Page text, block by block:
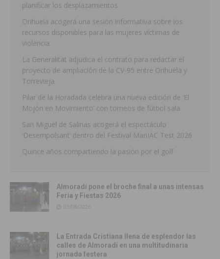
planificar los desplazamientos
Orihuela acogerá una sesión informativa sobre los
recursos disponibles para las mujeres víctimas de
violencia
La Generalitat adjudica el contrato para redactar el
proyecto de ampliación de la CV-95 entre Orihuela y
Torrevieja
Pilar de la Horadada celebra una nueva edición de ‘El
Mojón en Movimiento’ con torneos de fútbol sala
San Miguel de Salinas acogerá el espectáculo
‘Desempolsant’ dentro del Festival ManIAC Test 2026
Quince años compartiendo la pasión por el golf
Almoradí pone el broche final a unas intensas
Feria y Fiestas 2026
03/08/2026
La Entrada Cristiana llena de esplendor las
calles de Almoradí en una multitudinaria
jornada festera